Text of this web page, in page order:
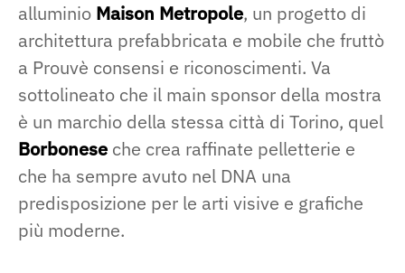
alluminio Maison Metropole, un progetto di
architettura prefabbricata e mobile che fruttò
a Prouvè consensi e riconoscimenti. Va
sottolineato che il main sponsor della mostra
è un marchio della stessa città di Torino, quel
Borbonese che crea raffinate pelletterie e
che ha sempre avuto nel DNA una
predisposizione per le arti visive e grafiche
più moderne.